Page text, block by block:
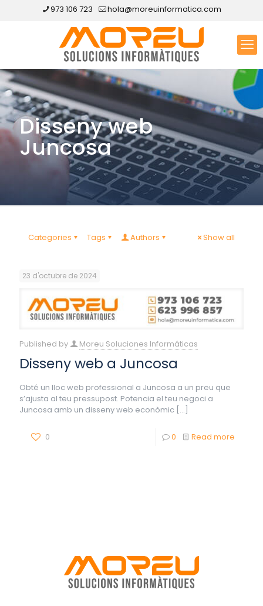
973 106 723 hola@moreuinformatica.com
Disseny web
Juncosa
Categories Tags Authors Show all
23 d'octubre de 2024
Published by Moreu Soluciones Informáticas
Disseny web a Juncosa
Obté un lloc web professional a Juncosa a un preu que
s’ajusta al teu pressupost. Potencia el teu negoci a
Juncosa amb un disseny web econòmic […]
0 0 Read more